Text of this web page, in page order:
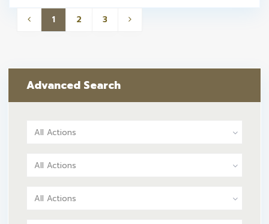
1 2 3
Advanced Search
All Actions
All Actions
All Actions